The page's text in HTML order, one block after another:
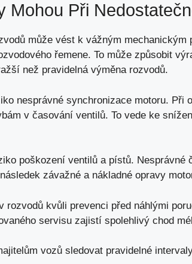
Mohou Při
může vést k vážným mechanickým
řemene. To může způsobit
než pravidelná výměna rozvodů.
nesprávné synchronizace motoru. Při
v časování ventilů. To vede ke
poškození ventilů a pístů. Nesprávné
závažné a nákladné opravy
rozvodů kvůli prevenci před náhlými
servisu zajistí spolehlivý chod
vozů sledovat pravidelné